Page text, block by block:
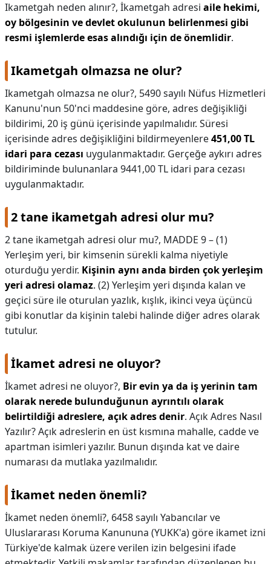
Ikametgah neden alınır?, İkametgah adresi aile hekimi,
oy bölgesinin ve devlet okulunun belirlenmesi gibi
resmi işlemlerde esas alındığı için de önemlidir.
Ikametgah olmazsa ne olur?
Ikametgah olmazsa ne olur?, 5490 sayılı Nüfus Hizmetleri
Kanunu'nun 50'nci maddesine göre, adres değişikliği
bildirimi, 20 iş günü içerisinde yapılmalıdır. Süresi
içerisinde adres değişikliğini bildirmeyenlere451,00 TL
idari para cezası uygulanmaktadır. Gerçeğe aykırı adres
bildiriminde bulunanlara 9441,00 TL idari para cezası
uygulanmaktadır.
2 tane ikametgah adresi olur mu?
2 tane ikametgah adresi olur mu?, MADDE 9 – (1)
Yerleşim yeri, bir kimsenin sürekli kalma niyetiyle
oturduğu yerdir. Kişinin aynı anda birden çok yerleşim
yeri adresi olamaz. (2) Yerleşim yeri dışında kalan ve
geçici süre ile oturulan yazlık, kışlık, ikinci veya üçüncü
gibi konutlar da kişinin talebi halinde diğer adres olarak
tutulur.
İkamet adresi ne oluyor?
İkamet adresi ne oluyor?, Bir evin ya da iş yerinin tam
olarak nerede bulunduğunun ayrıntılı olarak
belirtildiği adreslere, açık adres denir. Açık Adres Nasıl
Yazılır? Açık adreslerin en üst kısmına mahalle, cadde ve
apartman isimleri yazılır. Bunun dışında kat ve daire
numarası da mutlaka yazılmalıdır.
İkamet neden önemli?
İkamet neden önemli?, 6458 sayılı Yabancılar ve
Uluslararası Koruma Kanununa (YUKK'a) göre ikamet izni
Türkiye'de kalmak üzere verilen izin belgesini ifade